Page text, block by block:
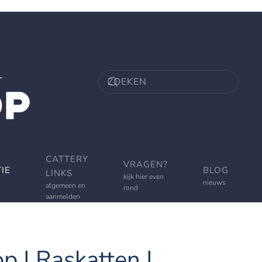
CATTERY
LINKS
algemeen en
aanmelden
VRAGEN?
kijk hier even
rond
BLOG
nieuws